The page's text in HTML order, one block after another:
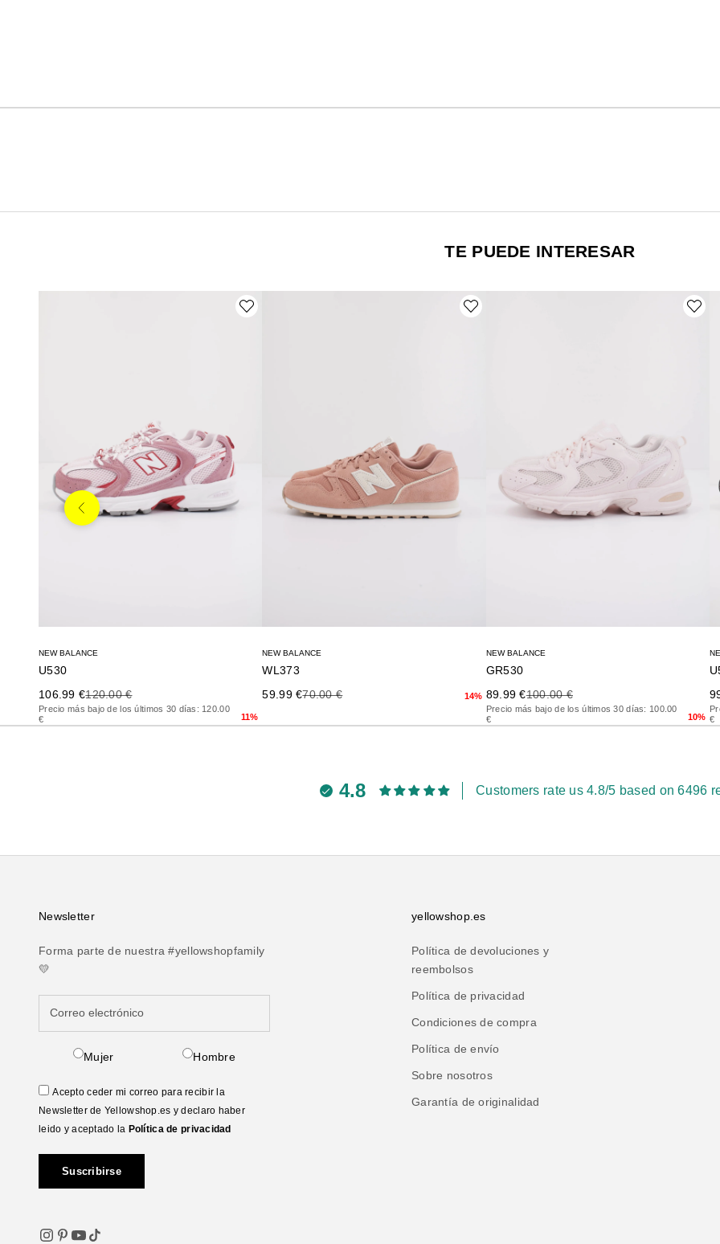
TE PUEDE INTERESAR
NEW BALANCE
U530
Precio de oferta
106.99 €Precio anterior
120.00 €
Precio más bajo de los últimos 30 días: 120.00
€
11%
NEW BALANCE
WL373
Precio de oferta
59.99 €Precio anterior
70.00 € 14%
NEW BALANCE
GR530
Precio de oferta
89.99 €Precio anterior
100.00 €
Precio más bajo de los últimos 30 días: 100.00
€
10% €
Anterior
4.8 Customers rate us 4.8/5 based on 6496
Newsletter
Forma parte de nuestra #yellowshopfamily
💛
Mujer Hombre
Acepto ceder mi correo para recibir la
Newsletter de Yellowshop.es y declaro haber
leido y aceptado la Política de privacidad
Suscribirse
yellowshop.es
Política de devoluciones y
reembolsos
Política de privacidad
Condiciones de compra
Política de envío
Sobre nosotros
Garantía de originalidad